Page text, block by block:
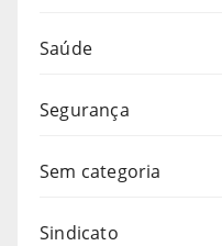
Saúde
Segurança
Sem categoria
Sindicato